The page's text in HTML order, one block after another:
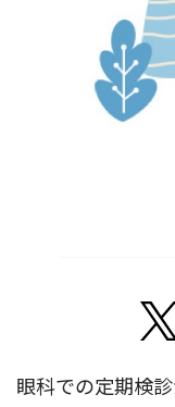
眼科での定期検